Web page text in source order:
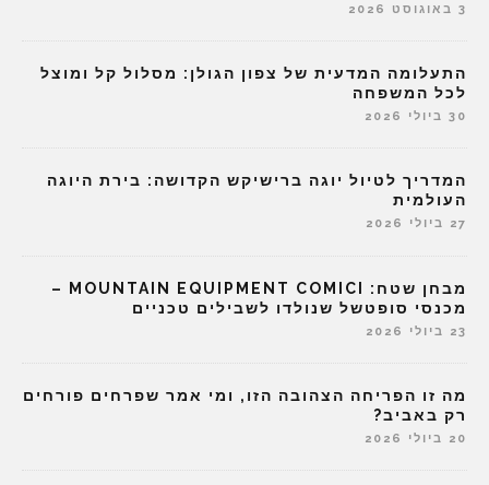
3 באוגוסט 2026
התעלומה המדעית של צפון הגולן: מסלול קל ומוצל
לכל המשפחה
30 ביולי 2026
המדריך לטיול יוגה ברישיקש הקדושה: בירת היוגה
העולמית
27 ביולי 2026
מבחן שטח: MOUNTAIN EQUIPMENT COMICI –
מכנסי סופטשל שנולדו לשבילים טכניים
23 ביולי 2026
מה זו הפריחה הצהובה הזו, ומי אמר שפרחים פורחים
רק באביב?
20 ביולי 2026